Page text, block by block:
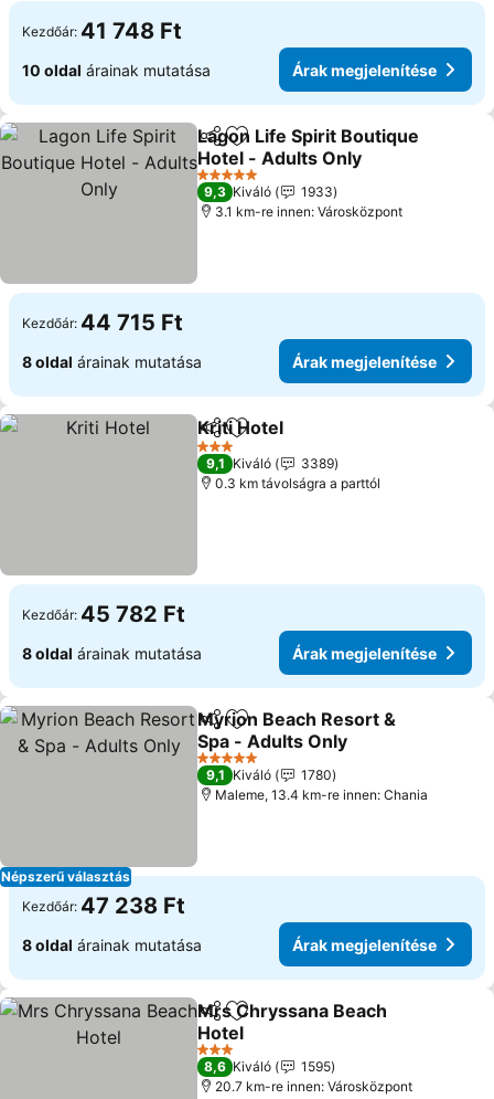
Kezdőár: 41 748 Ft
10 oldal árainak mutatása Árak megjelenítése
Megosztás
Hozzáadás a kedvencekhez
Lagon Life Spirit Boutique
Hotel - Adults Only
Árak megjelenítése
5 Kategória
9,3 Kiváló
1933
3.1 km-re innen: Városközpont
Kezdőár: 44 715 Ft
8 oldal árainak mutatása Árak megjelenítése
Megosztás
Hozzáadás a kedvencekhez
Kriti Hotel
3 Kategória
9,1 Kiváló
3389
0.3 km távolságra a parttól
Kezdőár: 45 782 Ft
8 oldal árainak mutatása Árak megjelenítése
Népszerű választás
Megosztás
Hozzáadás a kedvencekhez
Myrion Beach Resort &
Spa - Adults Only
Árak megjelenítése
5 Kategória
9,1 Kiváló
1780
Maleme, 13.4 km-re innen: Chania
Kezdőár: 47 238 Ft
8 oldal árainak mutatása Árak megjelenítése
Megosztás
Hozzáadás a kedvencekhez
Mrs Chryssana Beach
Hotel
Árak megjelenítése
3 Kategória
8,6 Kiváló
1595
20.7 km-re innen: Városközpont